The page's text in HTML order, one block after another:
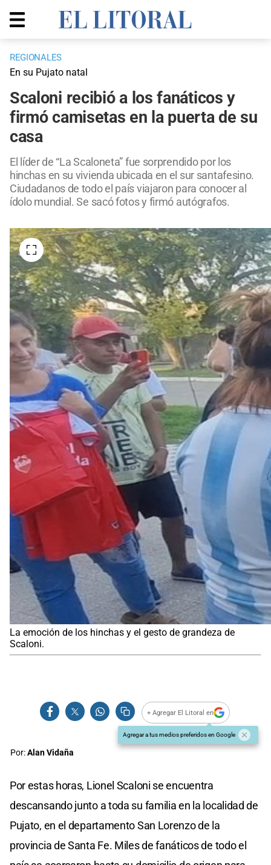
REGIONALES
En su Pujato natal
Scaloni recibió a los fanáticos y
firmó camisetas en la puerta de su
casa
El líder de “La Scaloneta” fue sorprendido por los
hinchas en su vivienda ubicada en el sur santafesino.
Ciudadanos de todo el país viajaron para conocer al
ídolo mundial. Se sacó fotos y firmó autógrafos.
La emoción de los hinchas y el gesto de grandeza de
Scaloni.
+ Agregar El Litoral en
Agregar a tus medios preferidos en Google
Por:Alan Vidaña
Por estas horas, Lionel Scaloni se encuentra
descansando junto a toda su familia en la localidad de
Pujato, en el departamento San Lorenzo de la
provincia de Santa Fe. Miles de fanáticos de todo el